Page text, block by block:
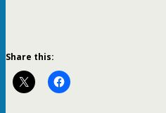
Share this: